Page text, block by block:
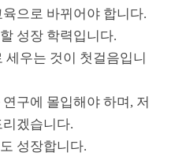
으로 바뀌어야 합니다.
성장 학력입니다.
세우는 것이 첫걸음입니
구에 몰입해야 하며 , 저
리겠습니다.
성장합니다.